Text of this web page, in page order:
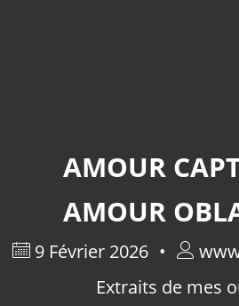
AMOUR
AMOUR
9 Février 2026
Extraits de mes